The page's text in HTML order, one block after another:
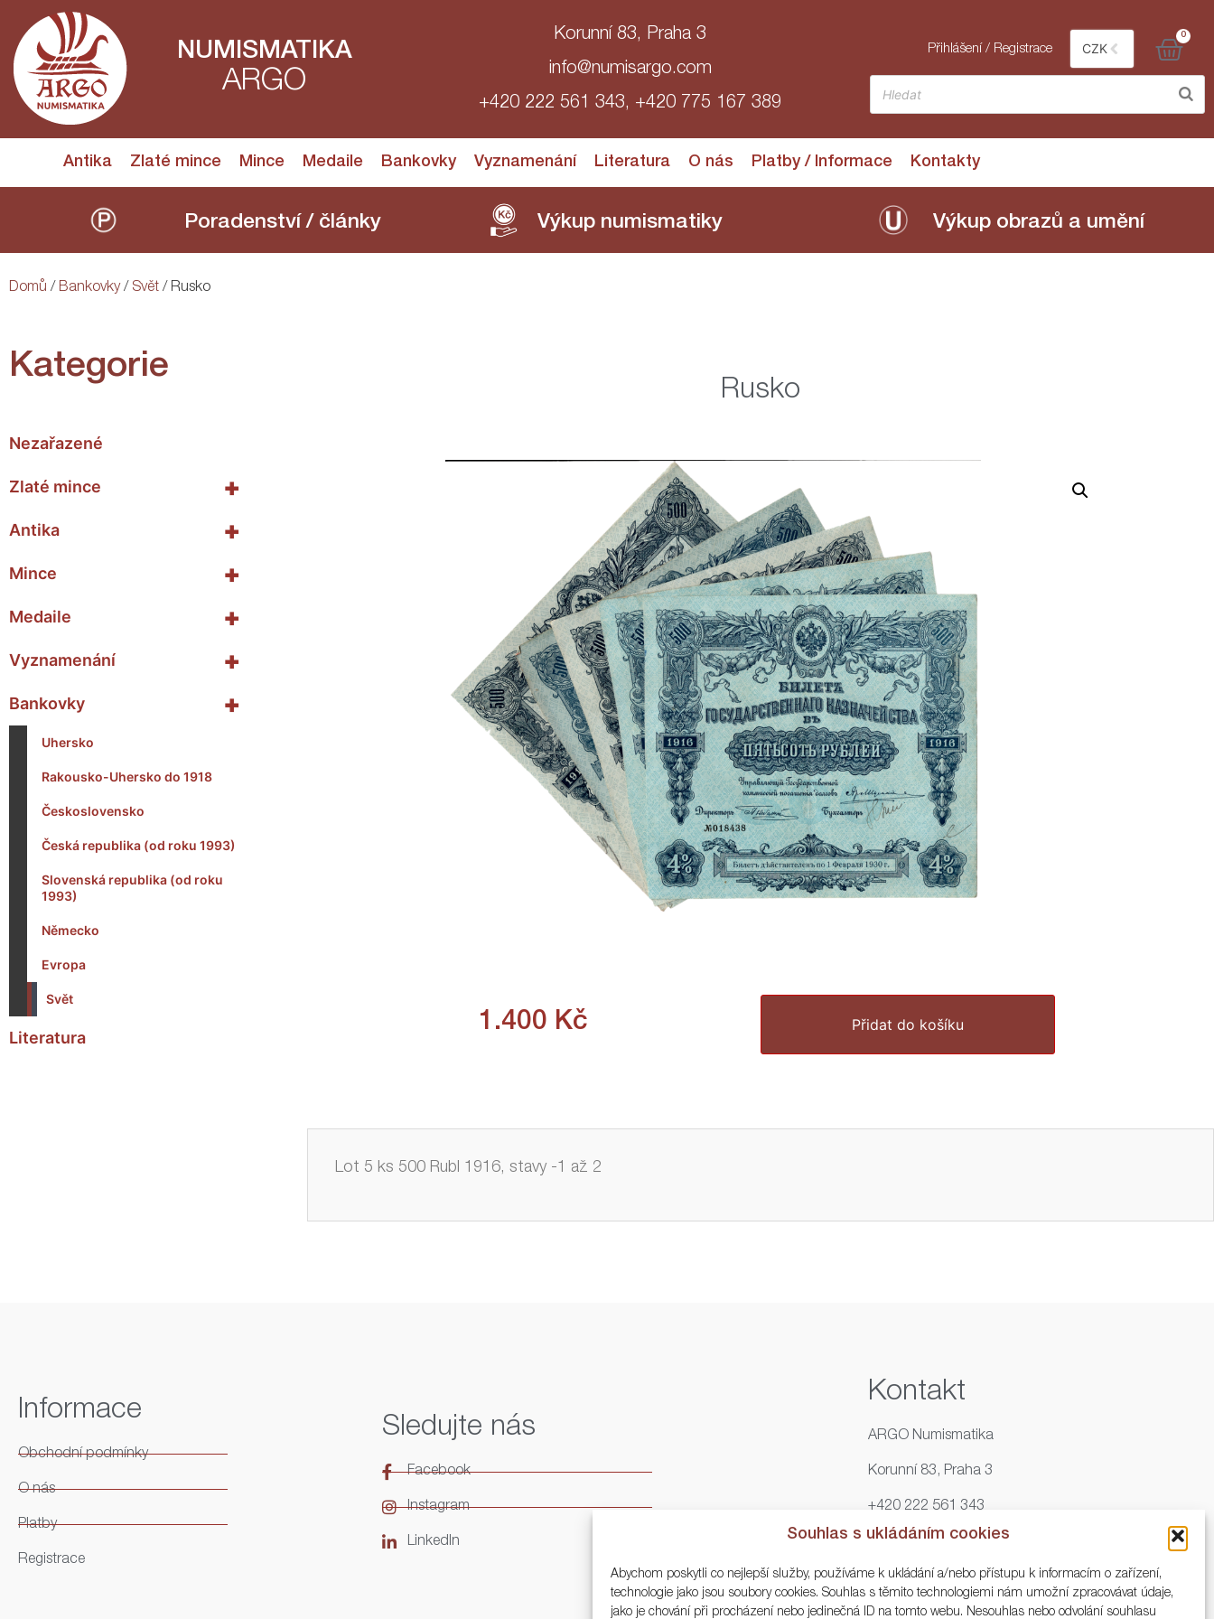
Souhlas s ukládáním cookies
Abychom poskytli co nejlepší služby, používáme k ukládání a/nebo přístupu k informacím o zařízení,
technologie jako jsou soubory cookies. Souhlas s těmito technologiemi nám umožní zpracovávat údaje,
jako je chování při procházení nebo jedinečná ID na tomto webu. Nesouhlas nebo odvolání souhlasu
NUMISMATIKA
ARGO
Korunní 83, Praha 3
info@numisargo.com
+420 222 561 343, +420 775 167 389
Přihlášení / Registrace CZK
0
Antika Zlaté mince Mince Medaile Bankovky Vyznamenání Literatura O nás Platby / Informace Kontakty
Poradenství / články Výkup numismatiky Výkup obrazů a umění
Domů / Bankovky/ Svět / Rusko
Kategorie
Nezařazené
+
Zlaté mince
+
Antika
+
Mince
+
Medaile
+
Vyznamenání
+
Bankovky
Uhersko
Rakousko-Uhersko do 1918
Československo
Česká republika (od roku 1993)
Slovenská republika (od roku
1993)
Německo
Evropa
Svět
Literatura
Rusko
1.400 Kč Přidat do košíku
Lot 5 ks 500 Rubl 1916, stavy -1 až 2
Informace
Obchodní podmínky
O nás
Platby
Registrace
Sledujte nás
Facebook
Instagram
LinkedIn
Kontakt
ARGO Numismatika
Korunní 83, Praha 3
+420 222 561 343
+420 773 025 117
info@numisargo.com